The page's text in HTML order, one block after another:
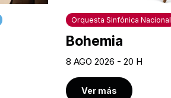
Orquesta Sinfónica Nacional
Bohemia
8 AGO 2026 - 20 H
Ver más